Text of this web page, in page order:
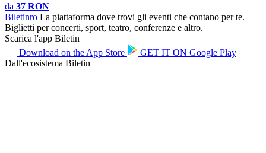
da 37 RON
Biletinro La piattaforma dove trovi gli eventi che contano per te.
Biglietti per concerti, sport, teatro, conferenze e altro.
Scarica l'app Biletin
Download on the App Store GET IT ON Google Play
Dall'ecosistema Biletin